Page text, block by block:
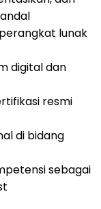
lunak
digital dan
resmi
di bidang
sebagai